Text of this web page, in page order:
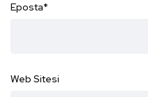
Eposta*
Web Sitesi